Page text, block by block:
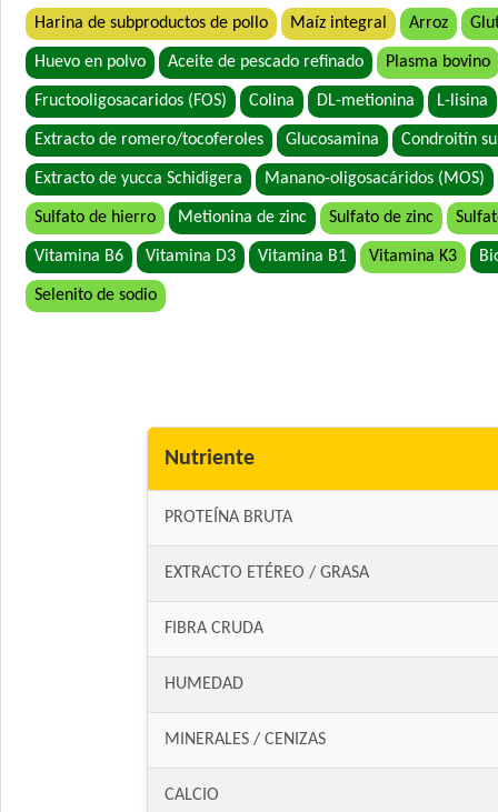
Harina de subproductos de pollo Maíz integral Arroz
Huevo en polvo Aceite de pescado refinado Plasma bovino
Fructooligosacaridos (FOS) Colina DL-metionina L-lisina
Extracto de romero/tocoferoles Glucosamina Condroitín
Extracto de yucca Schidigera Manano-oligosacáridos (MOS)
Sulfato de hierro Metionina de zinc Sulfato de zinc
Vitamina B6 Vitamina D3 Vitamina B1 Vitamina K3
Selenito de sodio
Nutriente
PROTEÍNA BRUTA
EXTRACTO ETÉREO / GRASA
FIBRA CRUDA
HUMEDAD
MINERALES / CENIZAS
CALCIO